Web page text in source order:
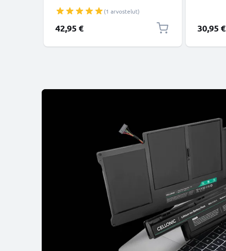
(1 arvostelut)
42,95 € 30,95 €